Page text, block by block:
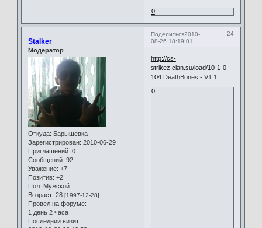
0
Поделиться 24
2010-
08-26 18:19:01
Stalker
Модератор
Откуда: Барышевка
Зарегистрирован: 2010-06-29
Приглашений: 0
Сообщений: 92
Уважение: +7
Позитив: +2
Пол: Мужской
Возраст: 28 [1997-12-28]
Провел на форуме:
1 день 2 часа
Последний визит:
http://cs-
strikez.clan.su/load/10-1-0-
104DeathBones - V1.1
0